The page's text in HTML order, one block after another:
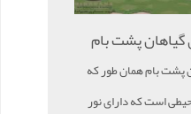
گیاهان پشت بام
پشت بام همان طور که
است که دارای نور